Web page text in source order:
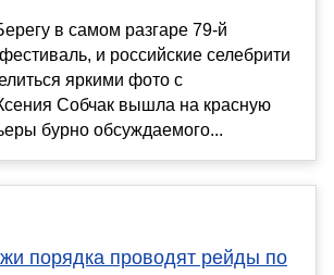
в самом разгаре 79-й
и российские селебрити
яркими фото с
Собчак вышла на красную
бурно обсуждаемого...
порядка проводят рейды по